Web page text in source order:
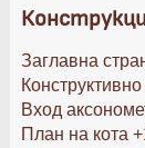
Заглавна
Вход
План на кота